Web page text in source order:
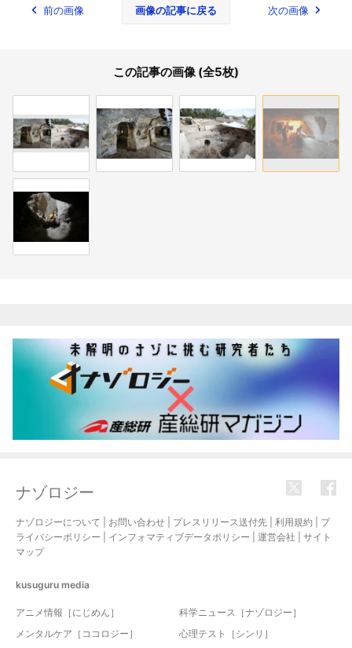
前の画像 画像の記事に戻る 次の画像
この記事の画像 (全5枚)
ナゾロジー
ナゾロジーについて お問い合わせ プレスリリース送付先 利用規約
プ
ライバシーポリシー
インフォマティブデータポリシー 運営会社
サイト
マップ
kusuguru media
アニメ情報［にじめん］
科学ニュース［ナゾロジー］
メンタルケア［ココロジー］
心理テスト［シンリ］